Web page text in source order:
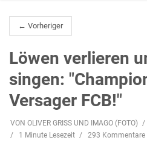
← Vorheriger
Löwen verlieren
singen:
Versager FCB!"
VON OLIVER GRISS UND IMAGO (FOTO)
1 Minute Lesezeit
293 Kommentare